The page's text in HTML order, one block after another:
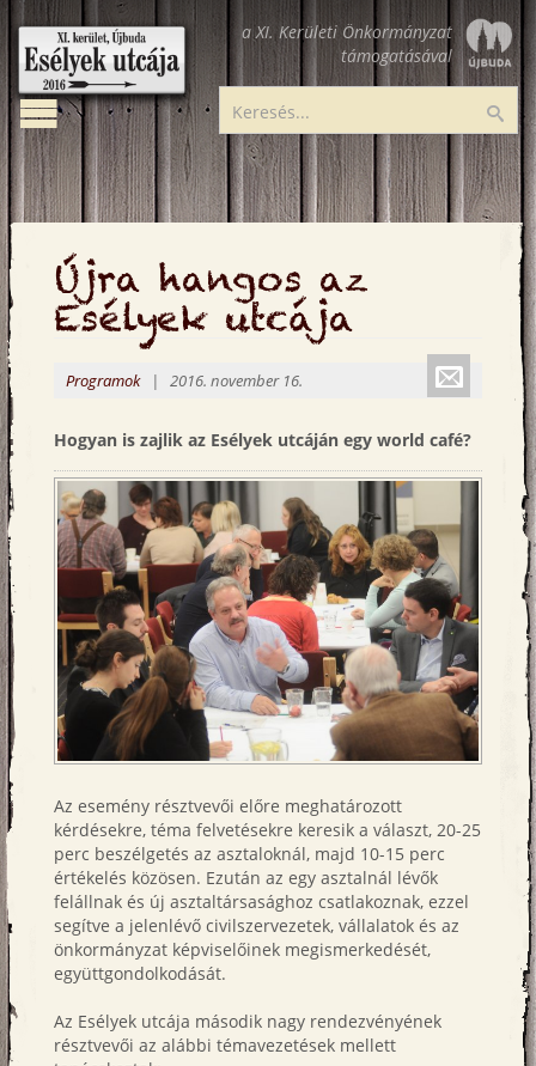
Ugrás
tartalomra
Esélyek
utcája
a XI. Kerületi Önkormányzat
támogatásával
Toggle
navigation
Újra hangos az
Esélyek utcája
Programok| 2016. november 16.
Hogyan is zajlik az Esélyek utcáján egy world café?
Az esemény résztvevői előre meghatározott
kérdésekre, téma felvetésekre keresik a választ, 20-25
perc beszélgetés az asztaloknál, majd 10-15 perc
értékelés közösen. Ezután az egy asztalnál lévők
felállnak és új asztaltársasághoz csatlakoznak, ezzel
segítve a jelenlévő civilszervezetek, vállalatok és az
önkormányzat képviselőinek megismerkedését,
együttgondolkodását.
Az Esélyek utcája második nagy rendezvényének
résztvevői az alábbi témavezetések mellett